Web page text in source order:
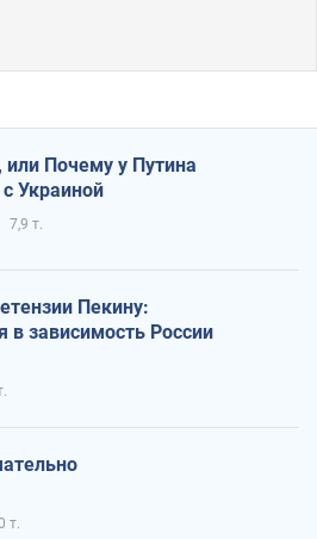
или Почему у Путина
Украиной
7,9 т.
Пекину:
зависимость России
т.